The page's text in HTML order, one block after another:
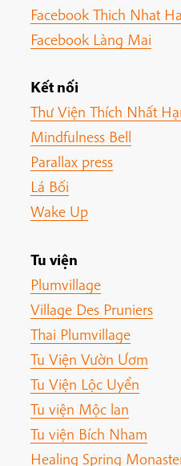
Facebook Thich Nhat
Facebook Làng Mai
Kết nối
Thư Viện Thích Nhất
Mindfulness Bell
Parallax press
Lá Bối
Wake Up
Tu viện
Plumvillage
Village Des Pruniers
Thai Plumvillage
Tu Viện Vườn Ươm
Tu Viện Lộc Uyển
Tu viện Mộc lan
Tu viện Bích Nham
Healing Spring